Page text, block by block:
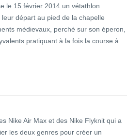
le 15 février 2014 un vétathlon
départ au pied de la chapelle
médievaux, perché sur son éperon,
pratiquant à la fois la course à
Nike Air Max et des Nike Flyknit qui a
les deux genres pour créer un